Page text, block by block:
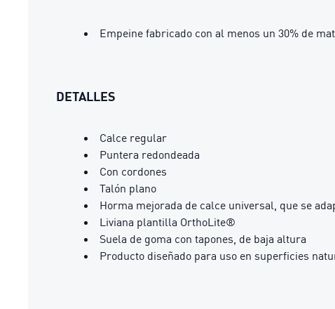
Empeine fabricado con al menos un 30% de
DETALLES
Calce regular
Puntera redondeada
Con cordones
Talón plano
Horma mejorada de calce universal, que se
Liviana plantilla OrthoLite®
Suela de goma con tapones, de baja altura
Producto diseñado para uso en superficies